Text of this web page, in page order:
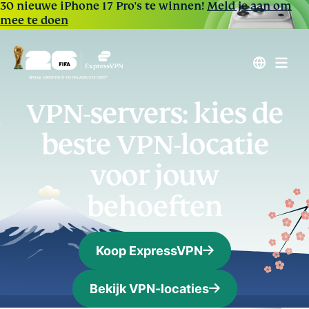
30 nieuwe iPhone 17 Pro's te winnen!Meld je aan om
mee te doen
VPN-servers: kies de
beste VPN-locatie
voor jouw
behoeften
Koop ExpressVPN
Bekijk VPN-locaties